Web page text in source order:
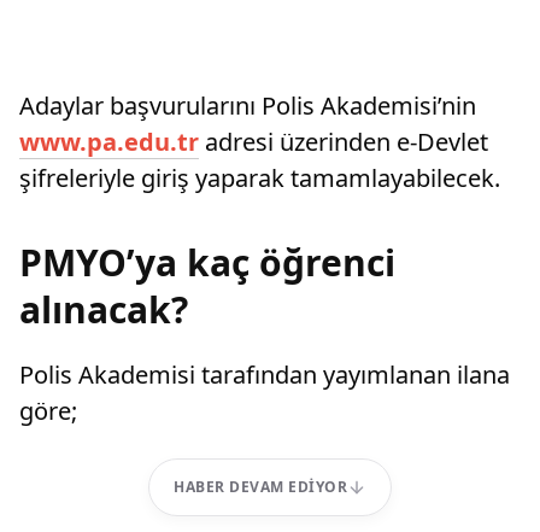
Adaylar başvurularını Polis Akademisi’nin
www.pa.edu.tr adresi üzerinden e-Devlet
şifreleriyle giriş yaparak tamamlayabilecek.
PMYO’ya kaç öğrenci
alınacak?
Polis Akademisi tarafından yayımlanan ilana
göre;
HABER DEVAM EDIYOR